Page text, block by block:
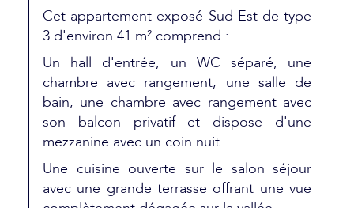
Cet appartement exposé Sud Est de type
3 d'environ 41 m² comprend :
Un hall d'entrée, un WC séparé, une
chambre avec rangement, une salle de
bain, une chambre avec rangement avec
son balcon privatif et dispose d'une
mezzanine avec un coin nuit.
Une cuisine ouverte sur le salon séjour
avec une grande terrasse offrant une vue